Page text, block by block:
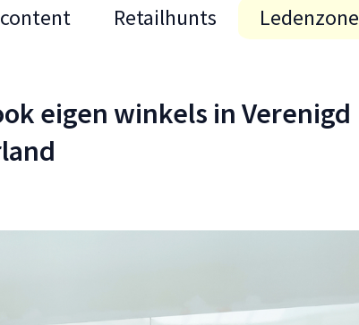
Retailhunts Ledenzone
eigen winkels in Verenigd